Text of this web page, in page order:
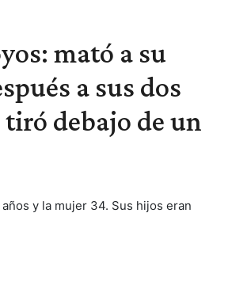
mató a su
a sus dos
debajo de un
y la mujer 34. Sus hijos eran